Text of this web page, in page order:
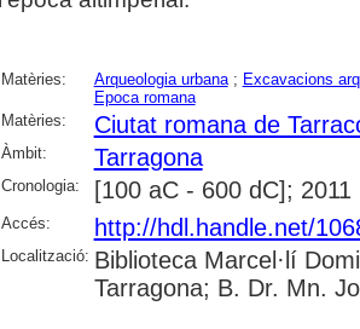
Matèries: Arqueologia urbana; Excavacions
Epoca romana
Matèries:
Ciutat romana de
Àmbit: Tarragona
Cronologia: [100 aC - 600 dC]; 2011
Accés: http://hdl.handle.net/
Localització: Biblioteca Marcel·lí
Tarragona; B. Dr. Mn.